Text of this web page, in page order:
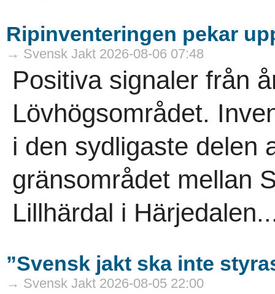
Ripinventeringen pekar
→ Svensk Jakt 2026-08-06 07:48
Positiva signaler från
Lövhögsområdet.
i den sydligaste delen
gränsområdet mellan
Lillhärdal i
”Svensk jakt ska inte
→ Svensk Jakt 2026-08-05 22:00